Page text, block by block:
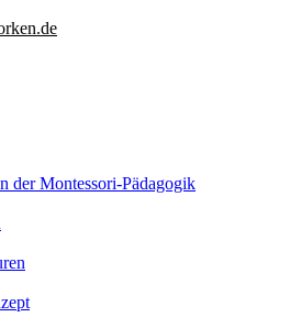
der Montessori-Pädagogik